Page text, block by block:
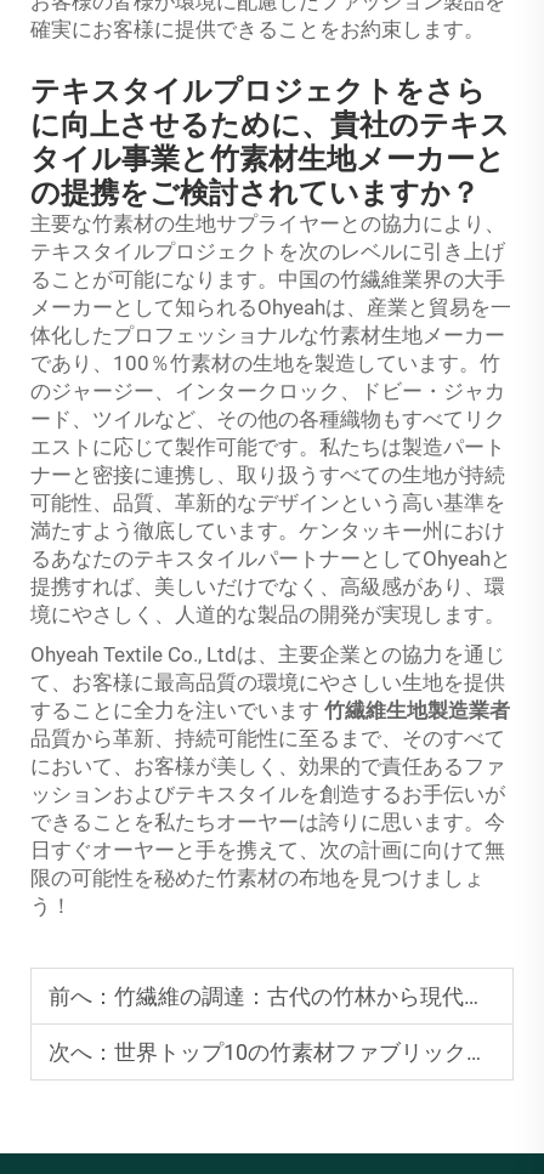
確実にお客様に提供できることをお約束します。
テキスタイルプロジェクトをさら
に向上させるために、貴社のテキス
タイル事業と竹素材生地メーカーと
の提携をご検討されていますか？
主要な竹素材の生地サプライヤーとの協力により、
テキスタイルプロジェクトを次のレベルに引き上げ
ることが可能になります。中国の竹繊維業界の大手
メーカーとして知られるOhyeahは、産業と貿易を一
体化したプロフェッショナルな竹素材生地メーカー
であり、100％竹素材の生地を製造しています。竹
のジャージー、インタークロック、ドビー・ジャカ
ード、ツイルなど、その他の各種織物もすべてリク
エストに応じて製作可能です。私たちは製造パート
ナーと密接に連携し、取り扱うすべての生地が持続
可能性、品質、革新的なデザインという高い基準を
満たすよう徹底しています。ケンタッキー州におけ
るあなたのテキスタイルパートナーとしてOhyeahと
提携すれば、美しいだけでなく、高級感があり、環
境にやさしく、人道的な製品の開発が実現します。
Ohyeah Textile Co., Ltdは、主要企業との協力を通じ
て、お客様に最高品質の環境にやさしい生地を提供
することに全力を注いでいます 竹繊維生地製造業者
品質から革新、持続可能性に至るまで、そのすべて
において、お客様が美しく、効果的で責任あるファ
ッションおよびテキスタイルを創造するお手伝いが
できることを私たちオーヤーは誇りに思います。今
日すぐオーヤーと手を携えて、次の計画に向けて無
限の可能性を秘めた竹素材の布地を見つけましょ
う！
前へ： 竹繊維の調達：古代の竹林から現代の快適性へ
次へ： 世界トップ10の竹素材ファブリックサプライヤー：エコサート有機認定リーダー | Ohyeahtex